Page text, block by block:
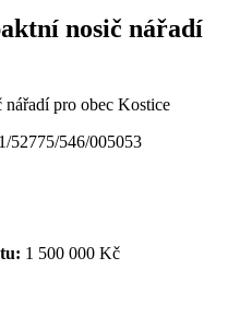
nosič nářadí
pro obec Kostice
52775/546/005053
1 500 000 Kč